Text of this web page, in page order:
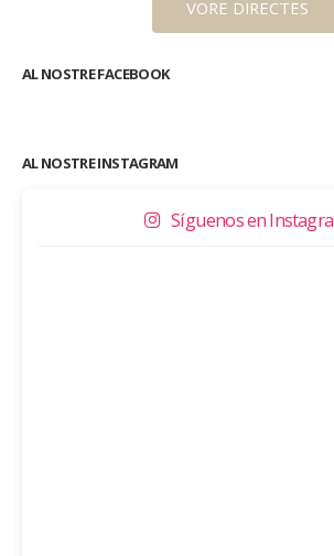
VORE DIRECTES